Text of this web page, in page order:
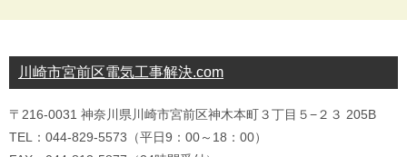
川崎市宮前区電気工事解決.com
〒216-0031 神奈川県川崎市宮前区神木本町３丁目５−２３ 205B
TEL：044-829-5573（平日9：00～18：00）